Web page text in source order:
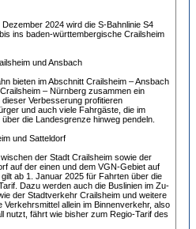
2024 wird die S-Bahnlinie S4
ins baden-württembergische Crailsheim
und Ans­bach
bieten im Abschnitt Crailsheim – Ans­bach
– Nürn­berg zusammen ein
Verbesserung profitieren
und auch viele Fahr­gäste, die im
die Lan­des­gren­ze hinweg pendeln.
und Satteldorf
der Stadt Crailsheim sowie der
auf der einen und dem VGN-Gebiet auf
ab 1. Ja­nu­ar 2025 für Fahrten über die
Dazu werden auch die Bus­linien im Zu-
der Stadt­ver­kehr Crailsheim und weitere
Ver­kehrs­mit­tel allein im Binnenverkehr, also
nutzt, fährt wie bisher zum Regio-Tarif des